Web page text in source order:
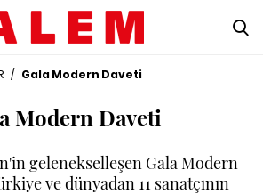
/ Gala Modern Daveti
Modern Daveti
gelenekselleşen Gala Modern
ve dünyadan 11 sanatçının